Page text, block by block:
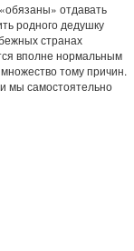
отдавать
родного дедушку
странах
вполне нормальным
тому причин.
мы самостоятельно